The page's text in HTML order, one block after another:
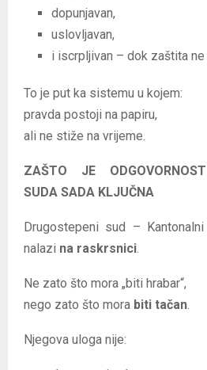
dopunjavan,
uslovljavan,
i iscrpljivan – dok zaštita
To je put ka sistemu u kojem:
pravda postoji na papiru,
ali ne stiže na vrijeme.
ZAŠTO JE ODGOVORNOST
SUDA SADA KLJUČNA
Drugostepeni sud –
nalazi na raskrsnici
Ne zato što mora „biti hrabar“,
nego zato što mora biti tačan
Njegova uloga nije: